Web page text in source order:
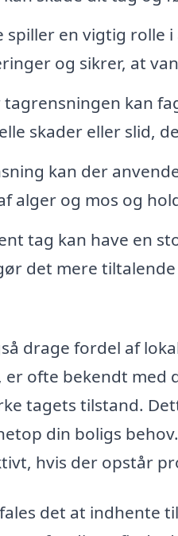
spiller en vigtig rolle
og sikrer, at
tagrensningen kan
skader eller slid,
kan der
alger og mos og
tag kan have en
det mere
drage fordel af
ofte bekendt med
tagets tilstand.
din boligs
hvis der opstår
det at indhente